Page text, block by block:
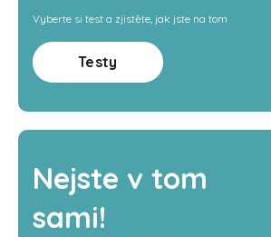
Vyberte si test a zjistěte, jak jste na tom
Testy
Nejste v tom
sami!